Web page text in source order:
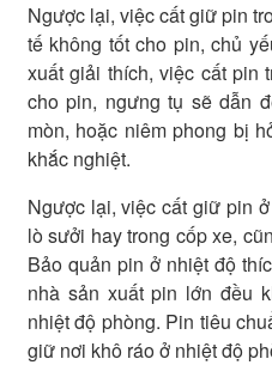
Ngược lại, việc cất giữ pin
tế không tốt cho pin, chủ
xuất giải thích, việc cất pin
cho pin, ngưng tụ sẽ dẫn
mòn, hoặc niêm phong bị
khắc nghiệt.
Ngược lại, việc cất giữ pin
lò sưởi hay trong cốp xe,
Bảo quản pin ở nhiệt độ
nhà sản xuất pin lớn đều
nhiệt độ phòng. Pin tiêu
giữ nơi khô ráo ở nhiệt độ